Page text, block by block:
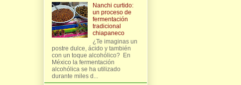
Nanchi curtido:
un proceso de
fermentación
tradicional
chiapaneco
¿Te imaginas un
postre dulce, ácido y también
con un toque alcohólico? En
México la fermentación
alcohólica se ha utilizado
durante miles d...